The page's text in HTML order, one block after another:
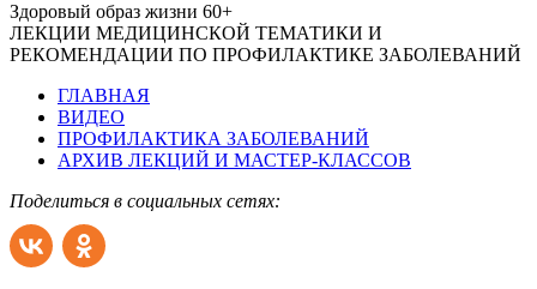
Здоровый образ жизни 60+
ЛЕКЦИИ МЕДИЦИНСКОЙ ТЕМАТИКИ И
РЕКОМЕНДАЦИИ ПО ПРОФИЛАКТИКЕ ЗАБОЛЕВАНИЙ
ГЛАВНАЯ
ВИДЕО
ПРОФИЛАКТИКА ЗАБОЛЕВАНИЙ
АРХИВ ЛЕКЦИЙ И МАСТЕР-КЛАССОВ
Поделиться в социальных сетях: